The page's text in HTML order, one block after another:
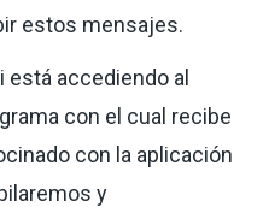
estos mensajes.
accediendo al
con el cual recibe
con la aplicación
y